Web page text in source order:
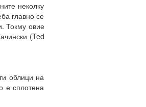
неколку
главно се
Токму овие
(Ted
облици на
е сплотена